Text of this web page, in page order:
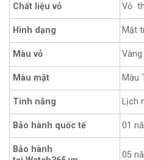
Chất liệu vỏ Vỏ
Hình dạng Mặt
Màu vỏ Vàng
Màu mặt Màu
Tính năng Lịch
Bảo hành quốc tế 01
Bảo hành
05